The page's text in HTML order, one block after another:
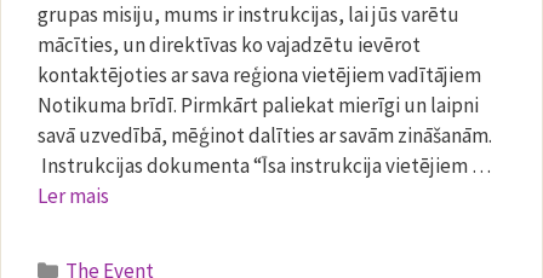
grupas misiju, mums ir instrukcijas, lai jūs varētu
mācīties, un direktīvas ko vajadzētu ievērot
kontaktējoties ar sava reģiona vietējiem vadītājiem
Notikuma brīdī. Pirmkārt paliekat mierīgi un laipni
savā uzvedībā, mēģinot dalīties ar savām zināšanām.
Instrukcijas dokumenta “Īsa instrukcija vietējiem …
Ler mais
Categories
The Event